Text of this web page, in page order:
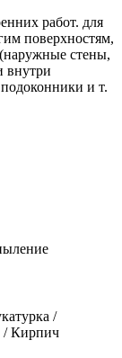
работ. для
поверхностям,
стены,
внутри
и т.
/
/ Кирпич